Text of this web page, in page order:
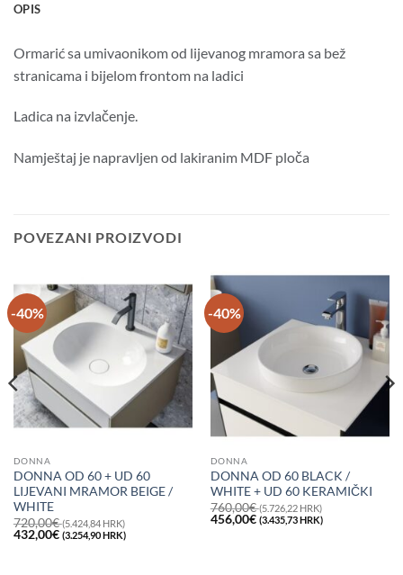
OPIS
Ormarić sa umivaonikom od lijevanog mramora sa bež
stranicama i bijelom frontom na ladici
Ladica na izvlačenje.
Namještaj je napravljen od lakiranim MDF ploča
POVEZANI PROIZVODI
-40%
DONNA
DONNA OD 60 + UD 60
LIJEVANI MRAMOR BEIGE /
WHITE
720,00€(5.424,84 HRK)
Izvorna
cijena
432,00€ (3.254,90 HRK)Trenutna
cijena
-40%
DONNA
DONNA OD 60 BLACK /
WHITE + UD 60 KERAMIČKI
760,00€(5.726,22 HRK)
Izvorna
cijena
456,00€ (3.435,73 HRK)Trenutna
cijena